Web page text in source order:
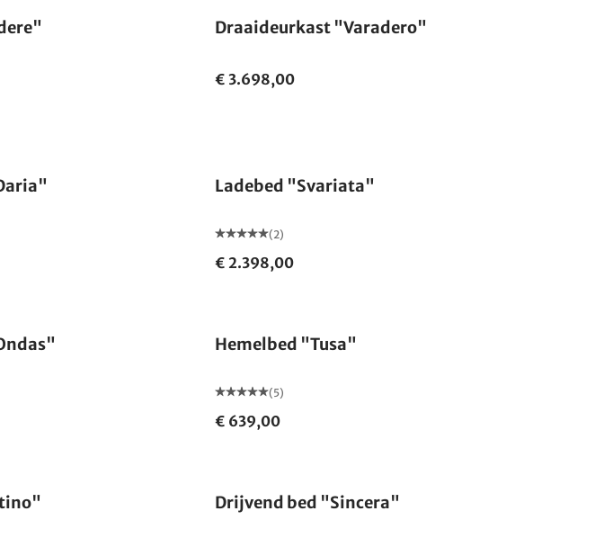
Draaideurkast "Varadero"
€ 3.698,00
Ladebed "Svariata"
(2)
€ 2.398,00
Hemelbed "Tusa"
(5)
€ 639,00
Drijvend bed "Sincera"